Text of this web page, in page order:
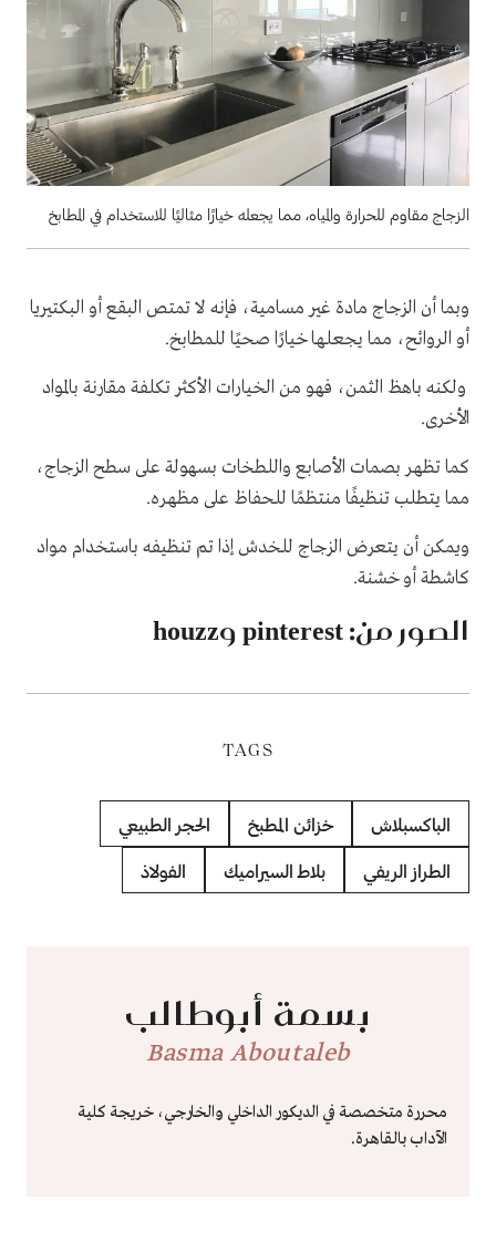
الزجاج مقاوم للحرارة والمياه، مما يجعله خيارًا مثاليًا للاستخدام في المطابخ
وبما أن الزجاج مادة غير مسامية، فإنه لا تمتص البقع أو البكتيريا
أو الروائح، مما يجعلها خيارًا صحيًا للمطابخ.
ولكنه باهظ الثمن، فهو من الخيارات الأكثر تكلفة مقارنة بالمواد
الأخرى.
كما تظهر بصمات الأصابع واللطخات بسهولة على سطح الزجاج،
مما يتطلب تنظيفًا منتظمًا للحفاظ على مظهره.
ويمكن أن يتعرض الزجاج للخدش إذا تم تنظيفه باستخدام مواد
كاشطة أو خشنة.
الصور من: pinterest وhouzz
TAGS
الباكسبلاش خزائن المطبخ الحجر الطبيعي
الطراز الريفي بلاط السيراميك الفولاذ
بسمة أبوطالب
Basma Aboutaleb
محررة متخصصة في الديكور الداخلي والخارجي، خريجة كلية
الآداب بالقاهرة.